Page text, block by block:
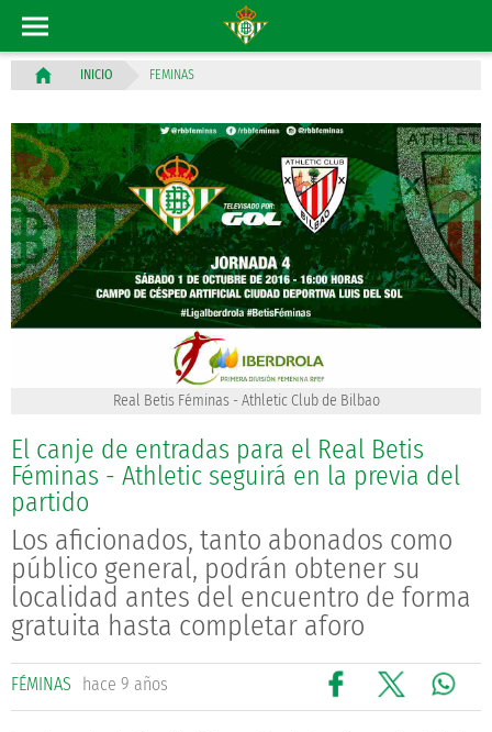
INICIO FEMINAS
Real Betis Féminas - Athletic Club de Bilbao
El canje de entradas para el Real Betis
Féminas - Athletic seguirá en la previa del
partido
Los aficionados, tanto abonados como
público general, podrán obtener su
localidad antes del encuentro de forma
gratuita hasta completar aforo
FÉMINAS hace 9 años